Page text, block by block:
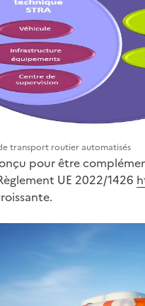
transport routier automatisés
pour être
UE 2022/1426